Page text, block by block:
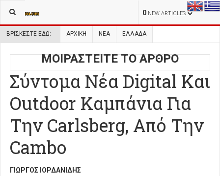
0 NEW ARTICLES
ΒΡΊΣΚΕΣΤΕ ΕΔΏ: ΑΡΧΙΚΉ ΝΕΑ ΕΛΛΑΔΑ
ΜΟΙΡΑΣΤΕΙΤΕ ΤΟ ΑΡΘΡΟ
Σύντομα Νέα Digital Και
Outdoor Καμπάνια Για
Την Carlsberg, Από Την
Cambo
ΓΙΏΡΓΟΣ ΙΟΡΔΑΝΊΔΗΣ